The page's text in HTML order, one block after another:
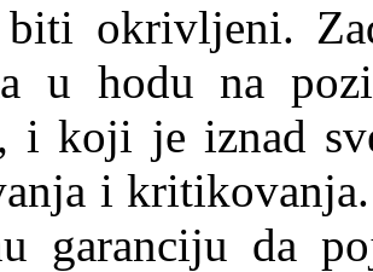
biti okrivljeni.
u hodu na
i koji je iznad
i
garanciju da